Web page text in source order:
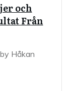
och
Från
Håkan